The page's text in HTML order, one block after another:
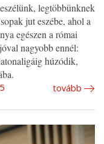
legtöbbünknek
jut eszébe, ahol a
egészen a római
nagyobb ennél:
húzódik,
tovább